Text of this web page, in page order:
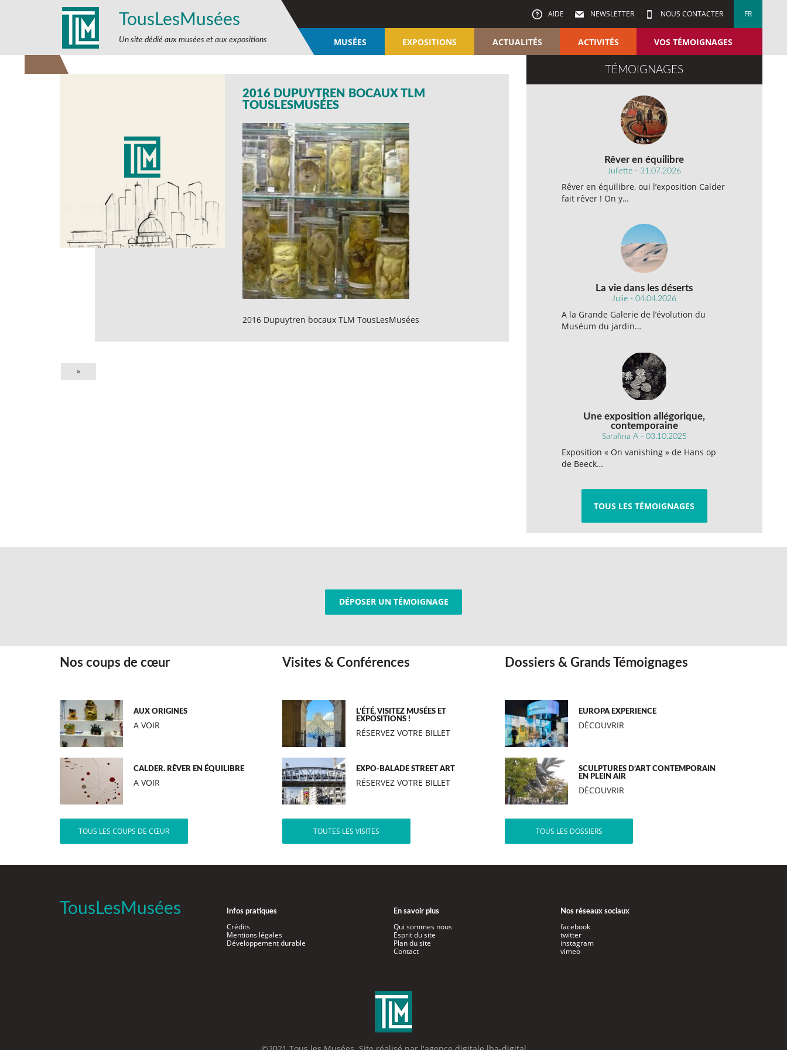
TousLesMusées
Un site dédié aux musées et aux expositions
AIDE NEWSLETTER NOUS CONTACTER FR
MUSÉES EXPOSITIONS ACTUALITÉS ACTIVITÉS VOS TÉMOIGNAGES
2016 DUPUYTREN BOCAUX TLM
TOUSLESMUSÉES
2016 Dupuytren bocaux TLM TousLesMusées
»
TÉMOIGNAGES
Rêver en équilibre
Juliette - 31.07.2026
Rêver en équilibre, oui l’exposition Calder
fait rêver ! On y…
La vie dans les déserts
Julie - 04.04.2026
A la Grande Galerie de l’évolution du
Muséum du jardin…
Une exposition allégorique,
contemporaine
Sarafina A - 03.10.2025
Exposition « On vanishing » de Hans op
de Beeck…
TOUS LES TÉMOIGNAGES
DÉPOSER UN TÉMOIGNAGE
Nos coups de cœur
AUX ORIGINES
A VOIR
CALDER. RÊVER EN ÉQUILIBRE
A VOIR
TOUS LES COUPS DE CŒUR
Visites & Conférences
L’ÉTÉ, VISITEZ MUSÉES ET
EXPOSITIONS !
RÉSERVEZ VOTRE BILLET
EXPO-BALADE STREET ART
RÉSERVEZ VOTRE BILLET
TOUTES LES VISITES
Dossiers & Grands Témoignages
EUROPA EXPERIENCE
DÉCOUVRIR
SCULPTURES D’ART CONTEMPORAIN
EN PLEIN AIR
DÉCOUVRIR
TOUS LES DOSSIERS
TousLesMusées Infos pratiques
Crédits
Mentions légales
Développement durable
En savoir plus
Qui sommes nous
Esprit du site
Plan du site
Contact
Nos réseaux sociaux
facebook
twitter
instagram
vimeo